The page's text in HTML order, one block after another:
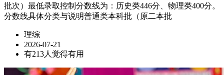
批次）最低录取控制分数线为：历史类446分、物理类400分。
分数线具体分类与说明普通类本科批（原二本批
理综
2026-07-21
有213人觉得有用